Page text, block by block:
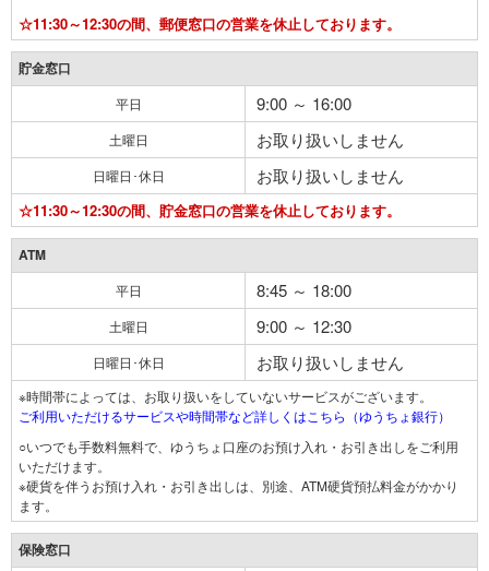
☆11:30～12:30の間、郵便窓口の営業を休止しております。
貯金窓口
平日 9:00 ～ 16:00
土曜日 お取り扱いしません
日曜日･休日 お取り扱いしません
☆11:30～12:30の間、貯金窓口の営業を休止しております。
ATM
平日 8:45 ～ 18:00
土曜日 9:00 ～ 12:30
日曜日･休日 お取り扱いしません
※時間帯によっては、お取り扱いをしていないサービスがございます。
ご利用いただけるサービスや時間帯など詳しくはこちら（ゆうちょ銀行）
○いつでも手数料無料で、ゆうちょ口座のお預け入れ・お引き出しをご利用
いただけます。
※硬貨を伴うお預け入れ・お引き出しは、別途、ATM硬貨預払料金がかかり
ます。
保険窓口